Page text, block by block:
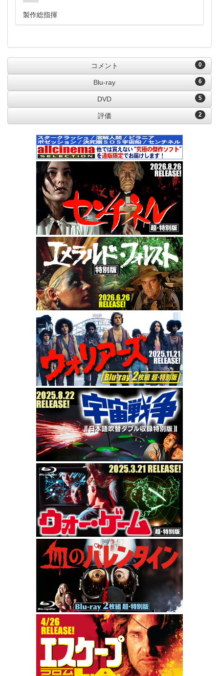
製作総指揮
0
コメント
6
Blu-ray
5
DVD
2
評価